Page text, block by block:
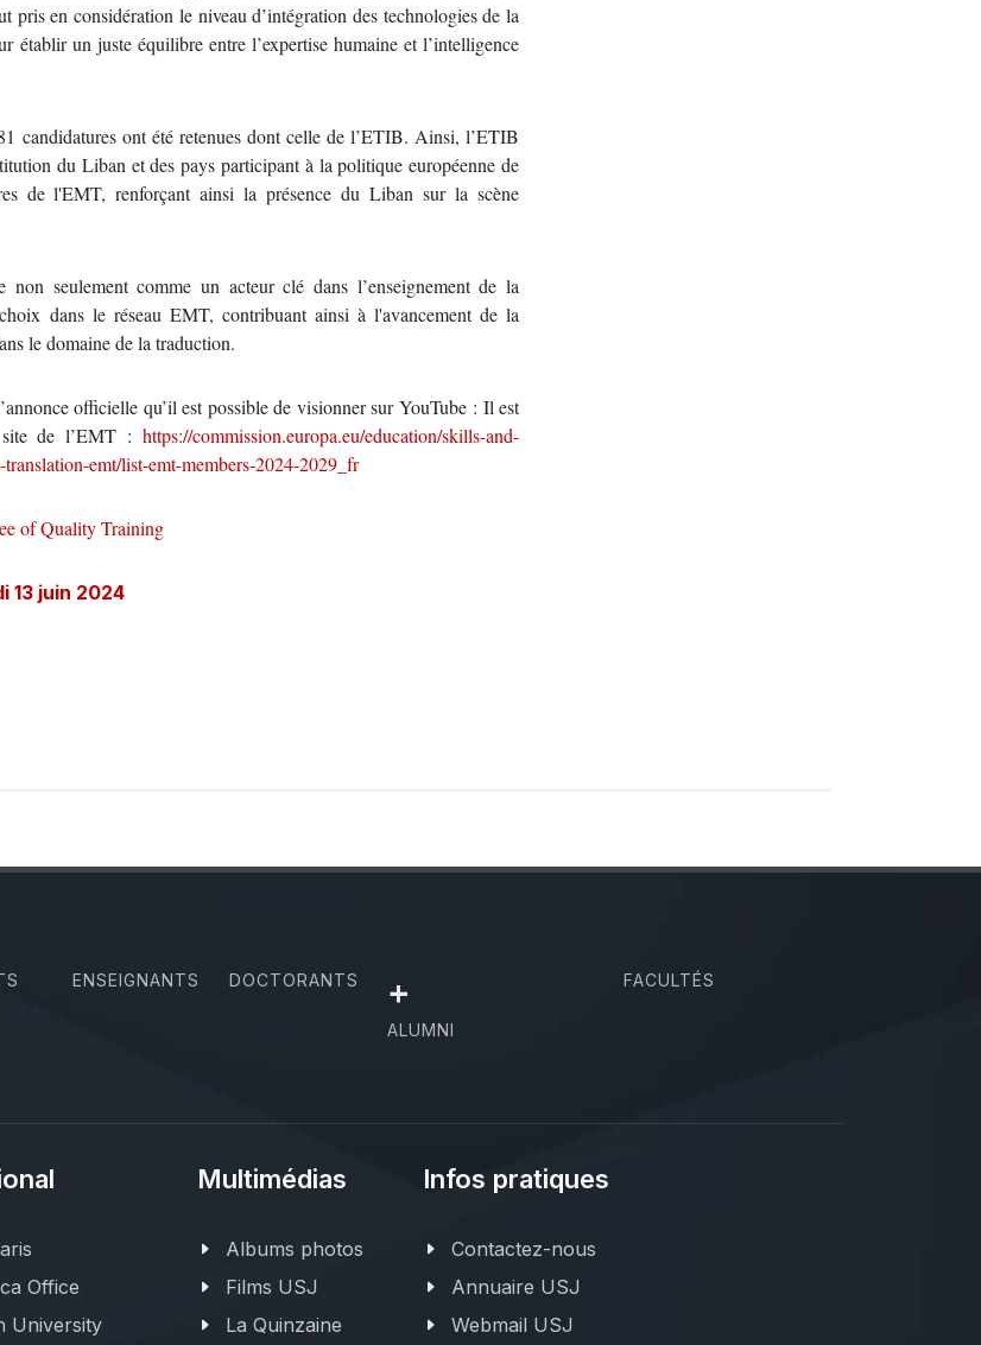
en considération le niveau d’intégration des technologies de la
établir un juste équilibre entre l’expertise humaine et l’intelligence
candidatures ont été retenues dont celle de l’ETIB. Ainsi, l’ETIB
du Liban et des pays participant à la politique européenne de
de l'EMT, renforçant ainsi la présence du Liban sur la scène
seulement comme un acteur clé dans l’enseignement de la
dans le réseau EMT, contribuant ainsi à l'avancement de la
le domaine de la traduction.
officielle qu’il est possible de visionner sur YouTube : Il est
de l’EMT : https://commission.europa.eu/education/skills-and-
emt/list-emt-members-2024-2029_fr
of Quality Training
13 juin 2024
ENSEIGNANTS DOCTORANTS +
ALUMNI
FACULTÉS
Office
University
Multimédias
Albums photos
Films USJ
La Quinzaine
Infos pratiques
Contactez-nous
Annuaire USJ
Webmail USJ